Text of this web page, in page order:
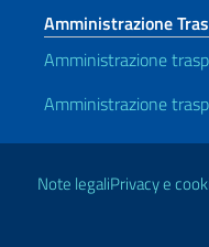
Amministrazione
Amministrazione
Amministrazione
Link Utili
Note legaliPrivacy e